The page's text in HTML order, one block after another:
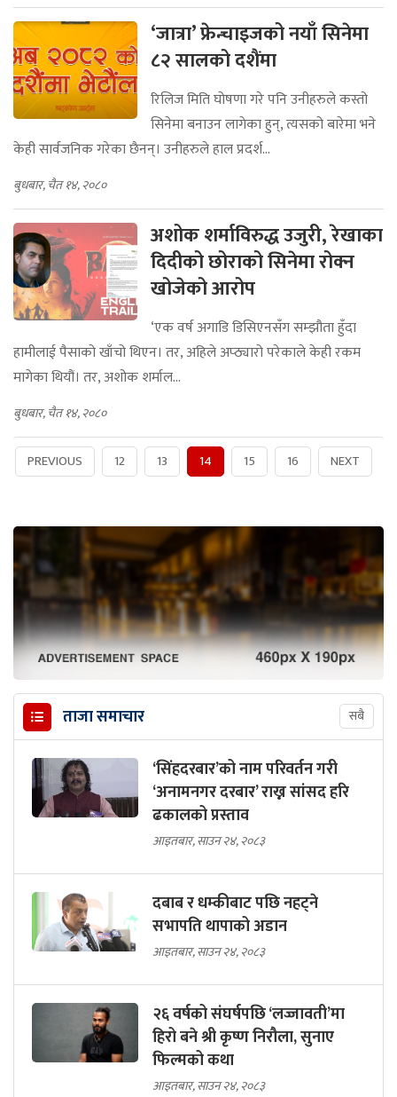
‘जात्रा’ फ्रेन्चाइजको नयाँ सिनेमा
८२ सालको दशैंमा
रिलिज मिति घोषणा गरे पनि उनीहरुले कस्तो
सिनेमा बनाउन लागेका हुन्, त्यसको बारेमा भने
केही सार्वजनिक गरेका छैनन्। उनीहरुले हाल प्रदर्श...
बुधबार, चैत १४, २०८०
अशोक शर्माविरुद्ध उजुरी, रेखाका
दिदीको छोराको सिनेमा रोक्न
खोजेको आरोप
‘एक वर्ष अगाडि डिसिएनसँग सम्झौता हुँदा
हामीलाई पैसाको खाँचो थिएन। तर, अहिले अप्ठ्यारो परेकाले केही रकम
मागेका थियौं। तर, अशोक शर्माल...
बुधबार, चैत १४, २०८०
PREVIOUS 12 13 14 15 16 NEXT
ताजा समाचार सबै
‘सिंहदरबार’को नाम परिवर्तन गरी
‘अनामनगर दरबार’ राख्न सांसद हरि
ढकालको प्रस्ताव
आइतबार, साउन २४, २०८३
दबाब र धम्कीबाट पछि नहट्ने
सभापति थापाको अडान
आइतबार, साउन २४, २०८३
२६ वर्षको संघर्षपछि ‘लज्जावती’मा
हिरो बने श्री कृष्ण निरौला, सुनाए
फिल्मको कथा
आइतबार, साउन २४, २०८३